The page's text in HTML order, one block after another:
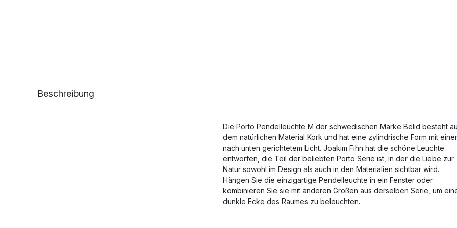
Beschreibung
Die Porto Pendelleuchte M der schwedischen Marke Belid besteht
dem natürlichen Material Kork und hat eine zylindrische Form mit
nach unten gerichtetem Licht. Joakim Fihn hat die schöne Leuchte
entworfen, die Teil der beliebten Porto Serie ist, in der die Liebe zur
Natur sowohl im Design als auch in den Materialien sichtbar wird.
Hängen Sie die einzigartige Pendelleuchte in ein Fenster oder
kombinieren Sie sie mit anderen Größen aus derselben Serie, um
dunkle Ecke des Raumes zu beleuchten.